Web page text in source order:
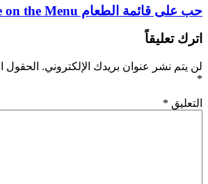
حب على قائمة الطعام Love on the Menu
اترك تعليقاً
لن يتم نشر عنوان بريدك الإلكتروني. الحقول
*
التعليق *